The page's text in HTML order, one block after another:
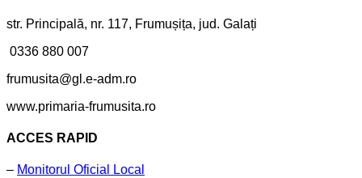
str. Principală, nr. 117, Frumușița, jud. Galați
0336 880 007
frumusita@gl.e-adm.ro
www.primaria-frumusita.ro
ACCES RAPID
– Monitorul Oficial Local